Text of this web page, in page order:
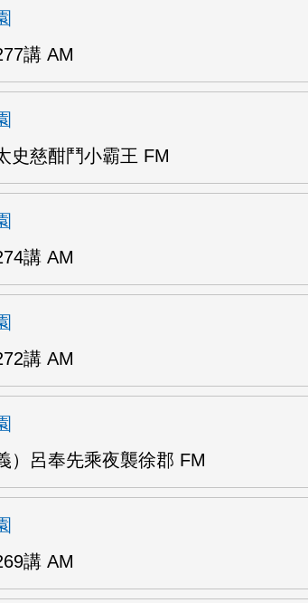
講 AM
史慈酣鬥小霸王 FM
講 AM
講 AM
）呂奉先乘夜襲徐郡 FM
講 AM